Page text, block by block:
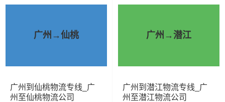
广州→仙桃
广州到仙桃物流专线_广
州至仙桃物流公司
广州→潜江
广州到潜江物流专线_广
州至潜江物流公司